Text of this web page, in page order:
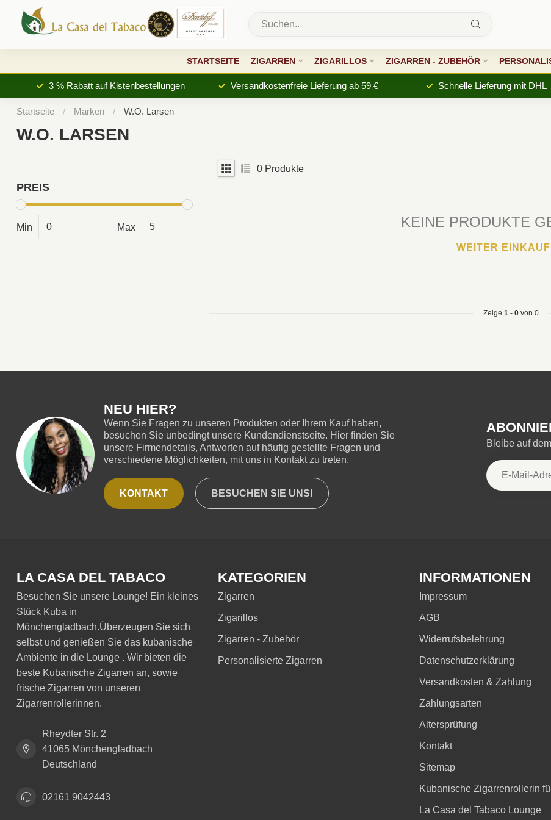
STARTSEITE ZIGARREN ZIGARILLOS ZIGARREN - ZUBEHÖR
3 % Rabatt auf Kistenbestellungen Versandkostenfreie Lieferung ab 59 € Schnelle Lieferung mit DHL
Startseite / Marken / W.O. Larsen
W.O. LARSEN
PREIS
Min Max
0 Produkte
KEINE PRODUKTE
WEITER
Zeige 1- 0von 0
NEU HIER?
Wenn Sie Fragen zu unseren Produkten oder Ihrem Kauf haben,
besuchen Sie unbedingt unsere Kundendienstseite. Hier finden Sie
unsere Firmendetails, Antworten auf häufig gestellte Fragen und
verschiedene Möglichkeiten, mit uns in Kontakt zu treten.
KONTAKT BESUCHEN SIE UNS!
Bleibe auf
LA CASA DEL TABACO
Besuchen Sie unsere Lounge! Ein kleines
Stück Kuba in
Mönchengladbach.Überzeugen Sie sich
selbst und genießen Sie das kubanische
Ambiente in die Lounge . Wir bieten die
beste Kubanische Zigarren an, sowie
frische Zigarren von unseren
Zigarrenrollerinnen.
Rheydter Str. 2
41065 Mönchengladbach
Deutschland
02161 9042443
KATEGORIEN
Zigarren
Zigarillos
Zigarren - Zubehör
Personalisierte Zigarren
INFORMATIONEN
Impressum
AGB
Widerrufsbelehrung
Datenschutzerklärung
Versandkosten & Zahlung
Zahlungsarten
Altersprüfung
Kontakt
Sitemap
Kubanische Zigarrenrollerin
La Casa del Tabaco Lounge